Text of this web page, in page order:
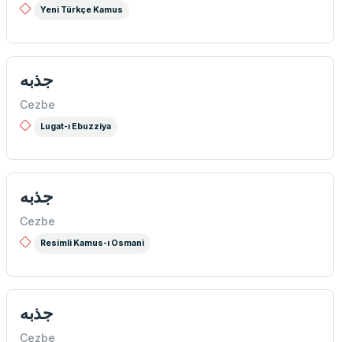
Yeni Türkçe Kamus
جذبه
Cezbe
Lugat-ı Ebuzziya
جذبه
Cezbe
Resimli Kamus-ı Osmani
جذبه
Cezbe